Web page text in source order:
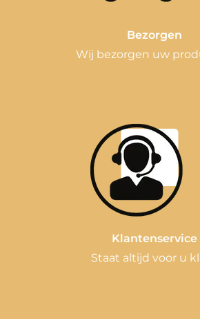
Bezorgen
Wij bezorgen uw
Klantenservice
Staat altijd voor u